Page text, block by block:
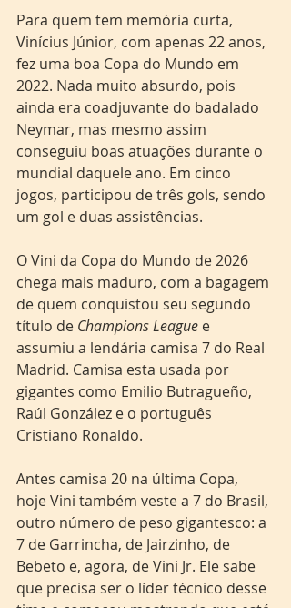
Para quem tem memória curta,
Vinícius Júnior, com apenas 22 anos,
fez uma boa Copa do Mundo em
2022. Nada muito absurdo, pois
ainda era coadjuvante do badalado
Neymar, mas mesmo assim
conseguiu boas atuações durante o
mundial daquele ano. Em cinco
jogos, participou de três gols, sendo
um gol e duas assistências.
O Vini da Copa do Mundo de 2026
chega mais maduro, com a bagagem
de quem conquistou seu segundo
título de Champions League e
assumiu a lendária camisa 7 do Real
Madrid. Camisa esta usada por
gigantes como Emilio Butragueño,
Raúl González e o português
Cristiano Ronaldo.
Antes camisa 20 na última Copa,
hoje Vini também veste a 7 do Brasil,
outro número de peso gigantesco: a
7 de Garrincha, de Jairzinho, de
Bebeto e, agora, de Vini Jr. Ele sabe
que precisa ser o líder técnico desse